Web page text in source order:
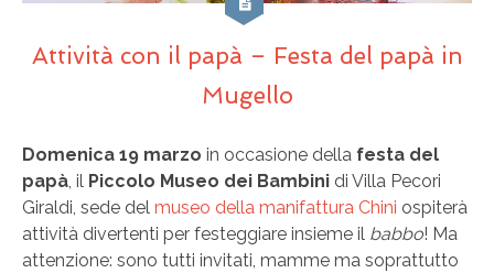
Attività con il papà – Festa del papà in
Mugello
Domenica 19 marzo in occasione della festa del
papà, il Piccolo Museo dei Bambini di Villa Pecori
Giraldi, sede del museo della manifattura Chini ospiterà
attività divertenti per festeggiare insieme il babbo! Ma
attenzione: sono tutti invitati, mamme ma soprattutto